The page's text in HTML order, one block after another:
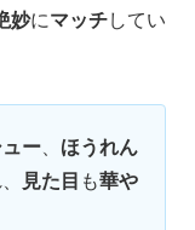
妙にマッチしてい
ー、 ほうれん
見た目 も華や